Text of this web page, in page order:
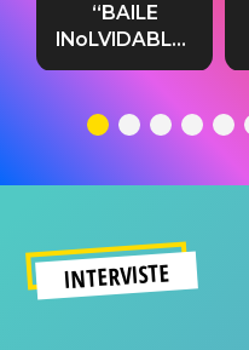
“BAILE
INoLVIDABLE”:
testo,
significato
INTERVISTE